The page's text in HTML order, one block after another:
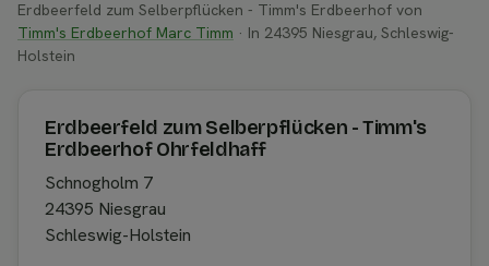
Erdbeerfeld zum Selberpflücken - Timm's Erdbeerhof von
Timm's Erdbeerhof Marc Timm · In 24395 Niesgrau, Schleswig-
Holstein
Erdbeerfeld zum Selberpflücken - Timm's
Erdbeerhof Ohrfeldhaff
Schnogholm 7
24395 Niesgrau
Schleswig-Holstein